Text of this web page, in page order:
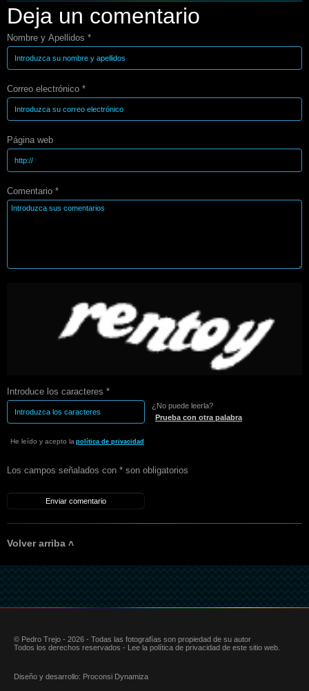
Deja un comentario
Nombre y Apellidos *
Correo electrónico *
Página web
Comentario *
Introduce los caracteres *
¿No puede leerla?
Prueba con otra palabra
He leído y acepto la política de privacidad
Los campos señalados con * son obligatorios
Volver arriba ˄
© Pedro Trejo - 2026 - Todas las fotografías son propiedad de su autor
Todos los derechos reservados - Lee la política de privacidad de este sitio web.
Diseño y desarrollo: Proconsi Dynamiza